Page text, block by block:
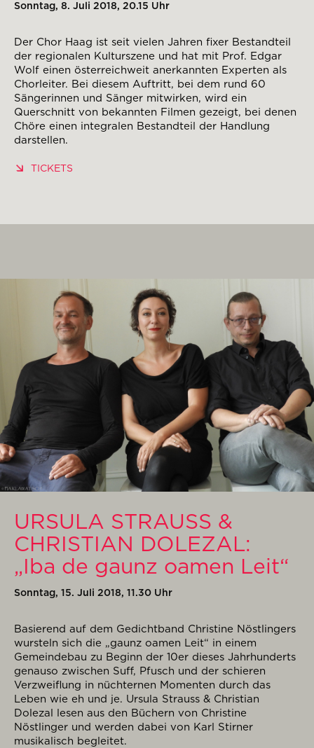
Sonntag, 8. Juli 2018, 20.15 Uhr
Der Chor Haag ist seit vielen Jahren fixer Bestandteil
der regionalen Kulturszene und hat mit Prof. Edgar
Wolf einen österreichweit anerkannten Experten als
Chorleiter. Bei diesem Auftritt, bei dem rund 60
Sängerinnen und Sänger mitwirken, wird ein
Querschnitt von bekannten Filmen gezeigt, bei denen
Chöre einen integralen Bestandteil der Handlung
darstellen.
TICKETS
URSULA STRAUSS &
CHRISTIAN DOLEZAL:
„Iba de gaunz oamen Leit“
Sonntag, 15. Juli 2018, 11.30 Uhr
Basierend auf dem Gedichtband Christine Nöstlingers
wursteln sich die „gaunz oamen Leit“ in einem
Gemeindebau zu Beginn der 10er dieses Jahrhunderts
genauso zwischen Suff, Pfusch und der schieren
Verzweiflung in nüchternen Momenten durch das
Leben wie eh und je. Ursula Strauss & Christian
Dolezal lesen aus den Büchern von Christine
Nöstlinger und werden dabei von Karl Stirner
musikalisch begleitet.